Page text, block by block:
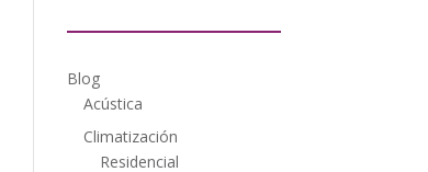
Blog
Acústica
Climatización
Residencial